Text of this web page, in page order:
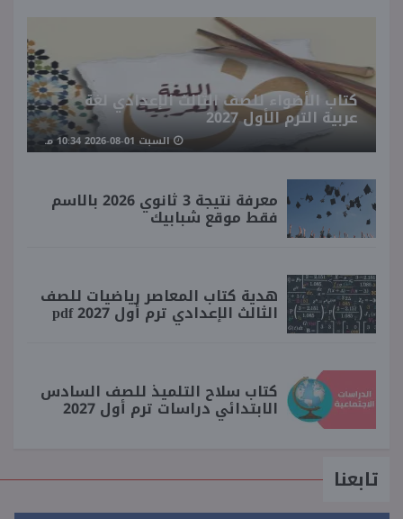
كتاب الأضواء للصف الثالث الإعدادي لغة
عربية الترم الأول 2027
السبت 01-08-2026 10:34 مـ
معرفة نتيجة 3 ثانوي 2026 بالاسم
فقط موقع شبابيك
هدية كتاب المعاصر رياضيات للصف
الثالث الإعدادي ترم أول 2027 pdf
كتاب سلاح التلميذ للصف السادس
الابتدائي دراسات ترم أول 2027
تابعنا